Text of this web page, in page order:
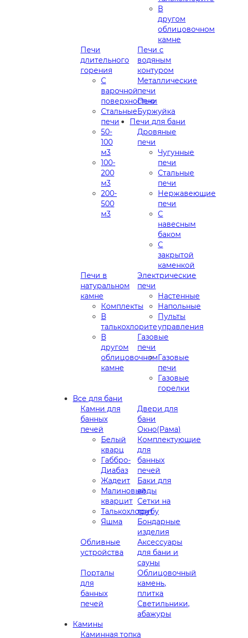
В
другом
облицовочном
камне
Печи
длительного
горения
С
варочной
поверхностью
Стальные
печи
50-
100
м3
100-
200
м3
200-
500
м3
Печи с
водяным
контуром
Металлические
печи
Печи
Буржуйка
Печи для бани
Дровяные
печи
Чугунные
печи
Стальные
печи
Нержавеющие
печи
С
навесным
баком
С
закрытой
каменкой
Печи в
натуральном
камне
Комплекты
В
талькохлорите
В
другом
облицовочном
камне
Электрические
печи
Настенные
Напольные
Пульты
управления
Газовые
печи
Газовые
печи
Газовые
горелки
Все для бани
Камни для
банных
печей
Белый
кварц
Габбро-
Диабаз
Жадеит
Малиновый
кварцит
Талькохлорит
Яшма
Двери для
бани
Окно(Рама)
Комплектующие
для
банных
печей
Баки для
воды
Сетки на
трубу
Бондарные
изделия
Обливные
устройства
Аксессуары
для бани и
сауны
Порталы
для
банных
печей
Облицовочный
камень,
плитка
Светильники,
абажуры
Камины
Каминная топка